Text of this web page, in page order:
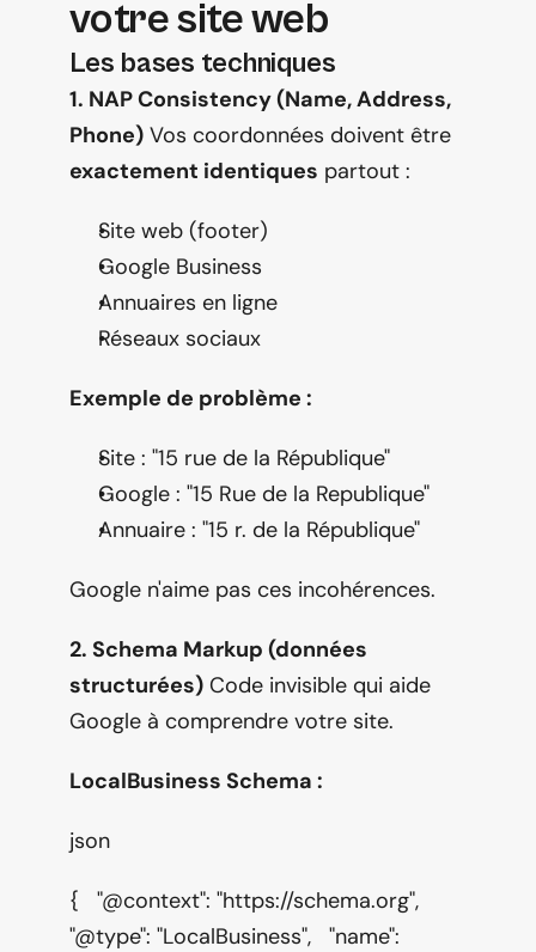
votre site web
Les bases techniques
1. NAP Consistency (Name, Address,
Phone)
exactement identiques partout :
Site web (footer)
Google Business
Annuaires en ligne
Réseaux sociaux
Exemple de problème :
Site : "15 rue de la République"
Google : "15 Rue de la Republique"
Annuaire : "15 r. de la République"
Google n'aime pas ces incohérences.
2. Schema Markup (données
structurées) Code invisible qui aide
Google à comprendre votre site.
LocalBusiness Schema :
json
{   "@context": "https://schema.org",
"@type": "LocalBusiness",   "name":